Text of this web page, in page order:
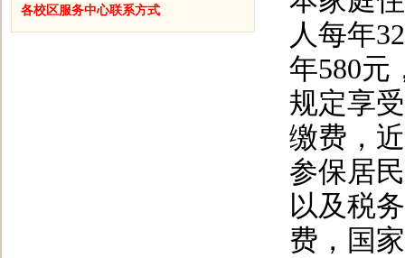
各校区服务中心联系方式
人每年
年580元
规定享
缴费，
参保居
以及税
费，国